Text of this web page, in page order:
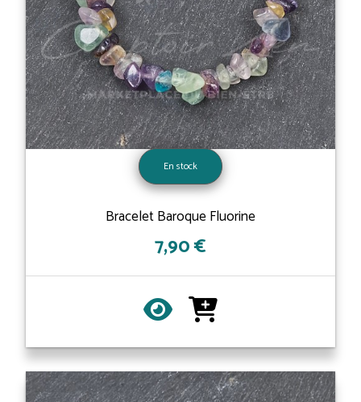
En stock
Bracelet Baroque Fluorine
7,90 €